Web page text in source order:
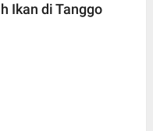
Ikan di Tanggo